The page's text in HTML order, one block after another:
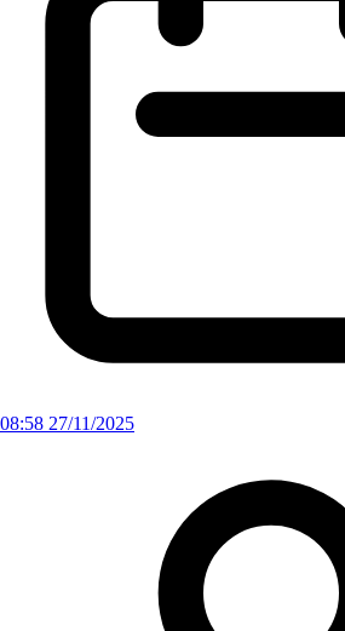
08:58 27/11/2025